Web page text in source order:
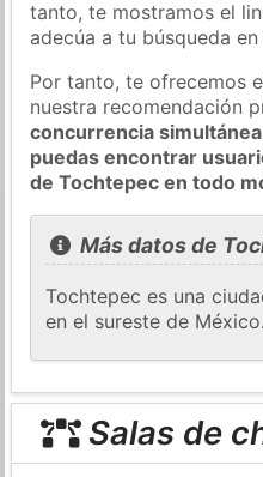
tanto, te mostramos el
adecúa a tu búsqueda
Por tanto, te ofrecemos
nuestra recomendación
concurrencia
puedas encontrar
de Tochtepec en todo
Más datos de
Tochtepec es una
en el sureste de México.
Salas de